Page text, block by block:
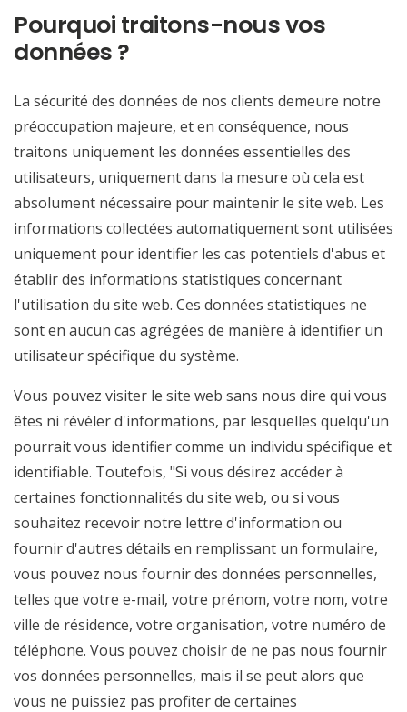
Pourquoi traitons-nous vos
données ?
La sécurité des données de nos clients demeure notre
préoccupation majeure, et en conséquence, nous
traitons uniquement les données essentielles des
utilisateurs, uniquement dans la mesure où cela est
absolument nécessaire pour maintenir le site web. Les
informations collectées automatiquement sont utilisées
uniquement pour identifier les cas potentiels d'abus et
établir des informations statistiques concernant
l'utilisation du site web. Ces données statistiques ne
sont en aucun cas agrégées de manière à identifier un
utilisateur spécifique du système.
Vous pouvez visiter le site web sans nous dire qui vous
êtes ni révéler d'informations, par lesquelles quelqu'un
pourrait vous identifier comme un individu spécifique et
identifiable. Toutefois, "Si vous désirez accéder à
certaines fonctionnalités du site web, ou si vous
souhaitez recevoir notre lettre d'information ou
fournir d'autres détails en remplissant un formulaire,
vous pouvez nous fournir des données personnelles,
telles que votre e-mail, votre prénom, votre nom, votre
ville de résidence, votre organisation, votre numéro de
téléphone. Vous pouvez choisir de ne pas nous fournir
vos données personnelles, mais il se peut alors que
vous ne puissiez pas profiter de certaines